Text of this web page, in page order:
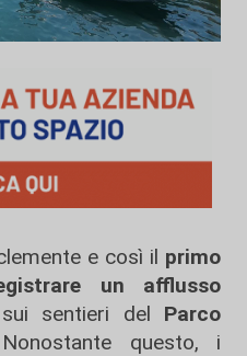
e così il primo
un afflusso
sentieri del Parco
questo, i